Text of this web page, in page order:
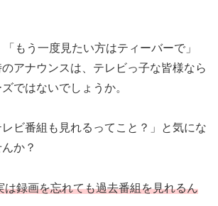
「もう一度見たい方はティーバーで」
アナウンスは、テレビっ子な皆様なら
ではないでしょうか。
レビ番組も見れるってこと？」と気にな
か？
は録画を忘れても過去番組を見れるん